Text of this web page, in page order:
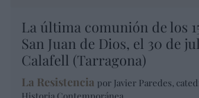
La última comunión de los
San Juan de Dios, el 30 de
Calafell (Tarragona)
La Resistencia por Javier Paredes,